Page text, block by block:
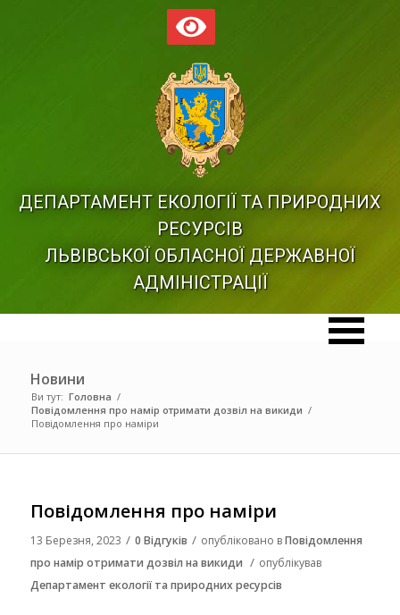
ДЕПАРТАМЕНТ ЕКОЛОГІЇ ТА ПРИРОДНИХ
РЕСУРСІВ
ЛЬВІВСЬКОЇ ОБЛАСНОЇ ДЕРЖАВНОЇ
АДМІНІСТРАЦІЇ
Новини
Ви тут: Головна /
Повідомлення про намір отримати дозвіл на викиди /
Повідомлення про наміри
Повідомлення про наміри
13 Березня, 2023 / 0 Відгуків / опубліковано вПовідомлення
про намір отримати дозвіл на викиди / опублікував
Департамент екології та природних ресурсів